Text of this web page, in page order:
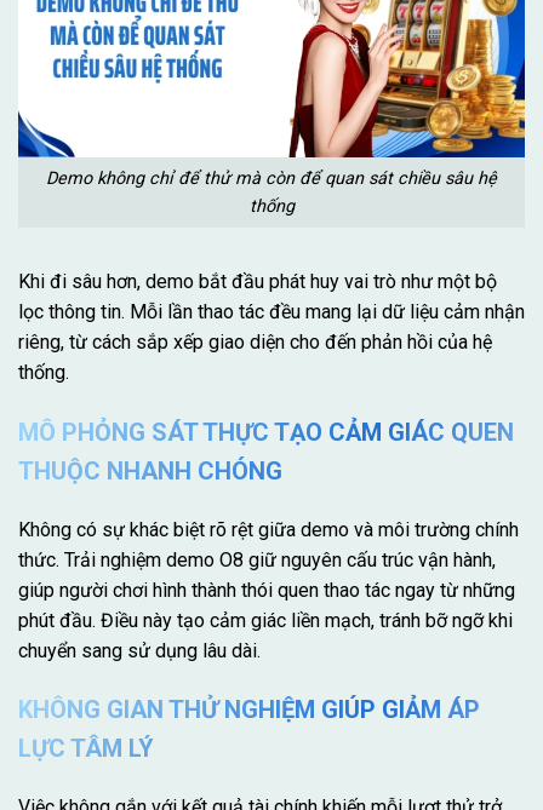
Demo không chỉ để thử mà còn để quan sát chiều sâu hệ
thống
Khi đi sâu hơn, demo bắt đầu phát huy vai trò như một bộ
lọc thông tin. Mỗi lần thao tác đều mang lại dữ liệu cảm nhận
riêng, từ cách sắp xếp giao diện cho đến phản hồi của hệ
thống.
MÔ PHỎNG SÁT THỰC TẠO CẢM GIÁC QUEN
THUỘC NHANH CHÓNG
Không có sự khác biệt rõ rệt giữa demo và môi trường chính
thức. Trải nghiệm demo O8 giữ nguyên cấu trúc vận hành,
giúp người chơi hình thành thói quen thao tác ngay từ những
phút đầu. Điều này tạo cảm giác liền mạch, tránh bỡ ngỡ khi
chuyển sang sử dụng lâu dài.
KHÔNG GIAN THỬ NGHIỆM GIÚP GIẢM ÁP
LỰC TÂM LÝ